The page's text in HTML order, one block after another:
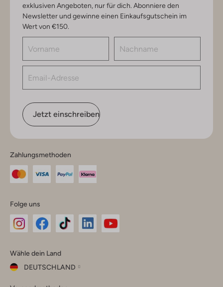
exklusiven Angeboten, nur für dich. Abonniere den
Newsletter und gewinne einen Einkaufsgutschein im
Wert von €150.
Jetzt einschreiben
Zahlungsmethoden
Folge uns
Instagram
Facebook
TikTok
Wähle dein Land
DEUTSCHLAND